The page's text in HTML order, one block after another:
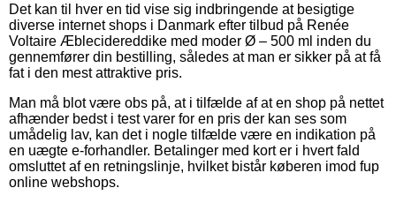
Det kan til hver en tid vise sig indbringende at besigtige
diverse internet shops i Danmark efter tilbud på Renée
Voltaire Æblecidereddike med moder Ø – 500 ml inden du
gennemfører din bestilling, således at man er sikker på at få
fat i den mest attraktive pris.
Man må blot være obs på, at i tilfælde af at en shop på nettet
afhænder bedst i test varer for en pris der kan ses som
umådelig lav, kan det i nogle tilfælde være en indikation på
en uægte e-forhandler. Betalinger med kort er i hvert fald
omsluttet af en retningslinje, hvilket bistår køberen imod fup
online webshops.